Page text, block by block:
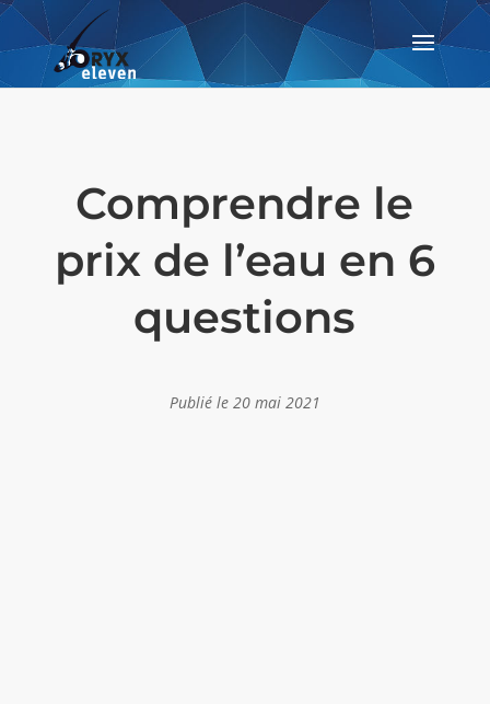
Comprendre le
prix de l’eau en 6
questions
Publié le 20 mai 2021